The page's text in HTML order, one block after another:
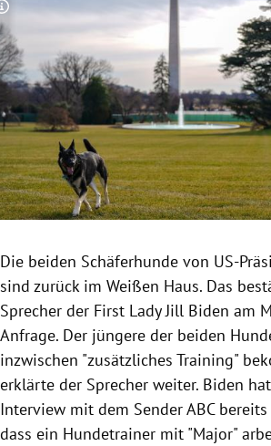
Untermenü
Untermenü
Untermenü
Untermenü
Untermenü
Untermenü
Untermenü
Copyright-Hinweis öffnen/schließen
Die beiden Schäferhunde von US-
sind zurück im Weißen Haus. Das
Sprecher der First Lady Jill Biden am
Anfrage. Der jüngere der beiden
inzwischen "zusätzliches Training"
erklärte der Sprecher weiter. Biden
Interview mit dem Sender ABC
dass ein Hundetrainer mit "Major"